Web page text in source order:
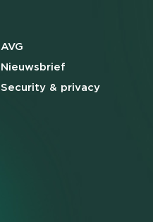
AVG
Nieuwsbrief
Security & privacy